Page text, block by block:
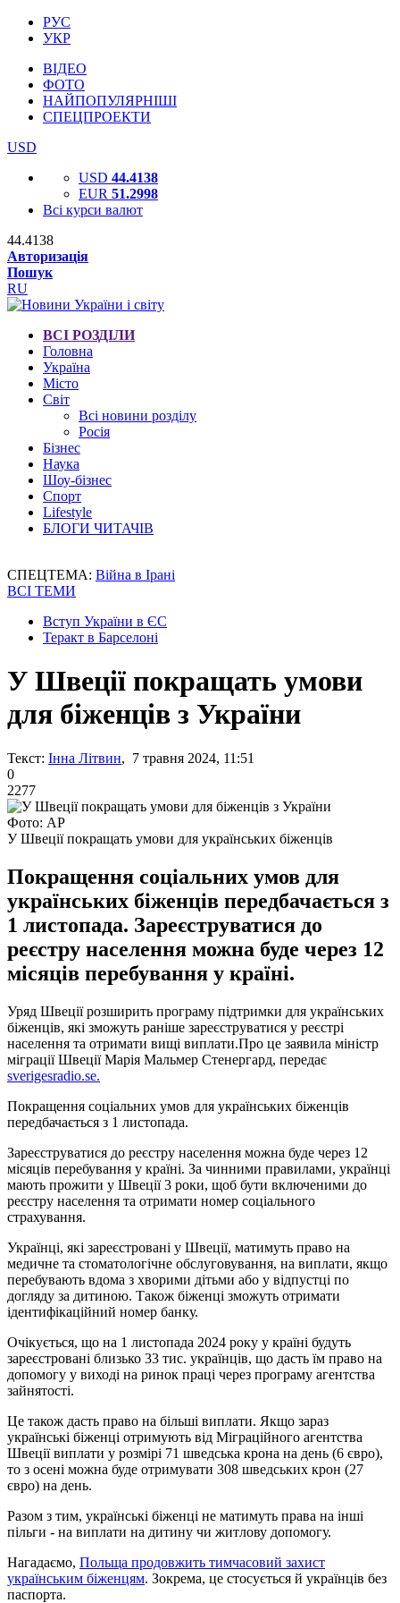
РУС
УКР
ВІДЕО
ФОТО
НАЙПОПУЛЯРНІШІ
СПЕЦПРОЕКТИ
USD
USD 44.4138
EUR 51.2998
Всі курси валют
44.4138
Авторизація
Пошук
RU
ВСІ РОЗДІЛИ
Головна
Україна
Місто
Світ
Всі новини розділу
Росія
Бізнес
Наука
Шоу-бізнес
Спорт
Lifestyle
БЛОГИ ЧИТАЧІВ
СПЕЦТЕМА: Війна в Ірані
ВСІ ТЕМИ
Вступ України в ЄС
Теракт в Барселоні
У Швеції покращать умови
для біженців з України
Текст: Інна Літвин, 7 травня 2024, 11:51
0
2277
Фото: АР
У Швеції покращать умови для українських біженців
Покращення соціальних умов для
українських біженців передбачається з
1 листопада. Зареєструватися до
реєстру населення можна буде через 12
місяців перебування у країні.
Уряд Швеції розширить програму підтримки для українських
біженців, які зможуть раніше зареєструватися у реєстрі
населення та отримати вищі виплати.Про це заявила міністр
міграції Швеції Марія Мальмер Стенергард, передає
sverigesradio.se.
Покращення соціальних умов для українських біженців
передбачається з 1 листопада.
Зареєструватися до реєстру населення можна буде через 12
місяців перебування у країні. За чинними правилами, українці
мають прожити у Швеції 3 роки, щоб бути включеними до
реєстру населення та отримати номер соціального
страхування.
Українці, які зареєстровані у Швеції, матимуть право на
медичне та стоматологічне обслуговування, на виплати, якщо
перебувають вдома з хворими дітьми або у відпустці по
догляду за дитиною. Також біженці зможуть отримати
ідентифікаційний номер банку.
Очікується, що на 1 листопада 2024 року у країні будуть
зареєстровані близько 33 тис. українців, що дасть їм право на
допомогу у виході на ринок праці через програму агентства
зайнятості.
Це також дасть право на більші виплати. Якщо зараз
українські біженці отримують від Міграційного агентства
Швеції виплати у розмірі 71 шведська крона на день (6 євро),
то з осені можна буде отримувати 308 шведських крон (27
євро) на день.
Разом з тим, українські біженці не матимуть права на інші
пільги - на виплати на дитину чи житлову допомогу.
Нагадаємо, Польща продовжить тимчасовий захист
українським біженцям. Зокрема, це стосується й українців без
паспорта.